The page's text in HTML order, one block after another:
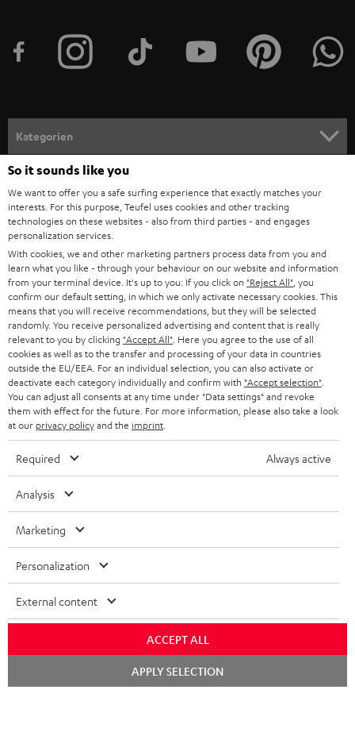
e
n
m
e
l
d
u
n
g
Kategorien
HEIMKINO
HEIMKINO-KOMPLETTANLAGEN
SOUNDBARS
STEREO
SMART HOME
BLUETOOTH-LAUTSPRECHER
KOPFHÖRER
BLUETOOTH-KOPFHÖRER
STEREOANLAGEN
NEUHEITEN
Unternehmen
SUPPORT
KARRIERE
PRESSE & MARKETING
GESCHÄFTSKUNDEN
PARTNERPROGRAMM
BLOG
NEWSLETTER
STORES
DEINE VORTEILE BEI TEUFEL
TEUFEL STORY
UNSER MANAGEMENT
NACHHALTIGKEIT
Teufel Onlineshops
DEUTSCHLAND
ÖSTERREICH
SCHWEIZ
NIEDERLANDE
BELGIEN
FRANKREICH
SPANIEN
ITALIEN
Technische Änderungen, Tippfehler und Irrtum vorbehalten. Das auf unseren
Fotos abgebildete Zubehör ist nicht im Lieferumfang enthalten. Etwaige
Entsorgungsgebühren für Batterien sind im Preis inbegriffen.
©2026 Lautsprecher Teufel GmbH - All rights reserved.
So it sounds like you
We want to offer you a safe surfing experience that exactly matches your
interests. For this purpose, Teufel uses cookies and other tracking
technologies on these websites - also from third parties - and engages
personalization services.
With cookies, we and other marketing partners process data from you and
learn what you like - through your behaviour on our website and information
from your terminal device. It's up to you: If you click on "Reject All" , you
confirm our default setting, in which we only activate necessary cookies. This
means that you will receive recommendations, but they will be selected
randomly. You receive personalized advertising and content that is really
relevant to you by clicking "Accept All" . Here you agree to the use of all
cookies as well as to the transfer and processing of your data in countries
outside the EU/EEA. For an individual selection, you can also activate or
deactivate each category individually and confirm with "Accept selection"
You can adjust all consents at any time under "Data settings" and revoke
them with effect for the future. For more information, please also take a look
at our privacy policyand the imprint
Required Always active
Analysis
Marketing
Personalization
External content
ACCEPT ALL
APPLY SELECTION